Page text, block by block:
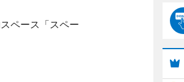
ペース「スペー